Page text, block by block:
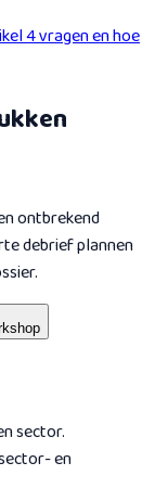
4 vragen en hoe
ontbrekend
debrief plannen
sector.
en